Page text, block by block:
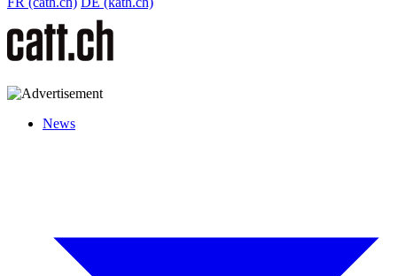
News